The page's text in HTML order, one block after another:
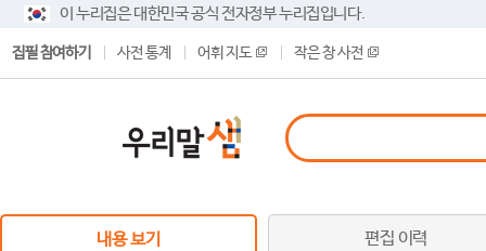
이 누리집은 대한민국 공식 전자정부 누리집입니다.
집필 참여하기 사전 통계 어휘 지도 작은 창 사전
내용 보기 편집 이력